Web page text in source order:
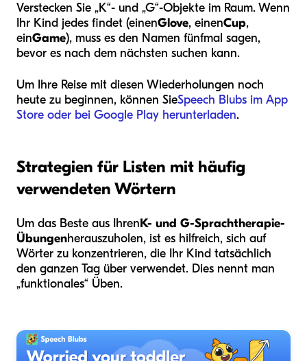
Verstecken Sie „K“- und „G“-Objekte im Raum. Wenn
Ihr Kind jedes findet (einenGlove, einenCup,
einGame), muss es den Namen fünfmal sagen,
bevor es nach dem nächsten suchen kann.
Um Ihre Reise mit diesen Wiederholungen noch
heute zu beginnen, können SieSpeech Blubs im App
Store oder bei Google Play herunterladen.
Strategien für Listen mit häufig
verwendeten Wörtern
Um das Beste aus IhrenK- und G-Sprachtherapie-
Übungenherauszuholen, ist es hilfreich, sich auf
Wörter zu konzentrieren, die Ihr Kind tatsächlich
den ganzen Tag über verwendet. Dies nennt man
„funktionales“ Üben.